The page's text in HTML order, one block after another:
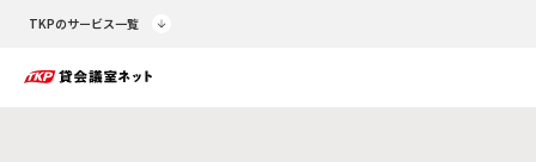
TKPのサービス一覧